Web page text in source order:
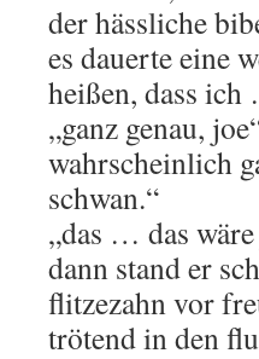
der hässliche
es dauerte eine
heißen, dass
„ganz genau,
wahrscheinlich
schwan.“
„das … das
dann stand er
flitzezahn vor
trötend in den